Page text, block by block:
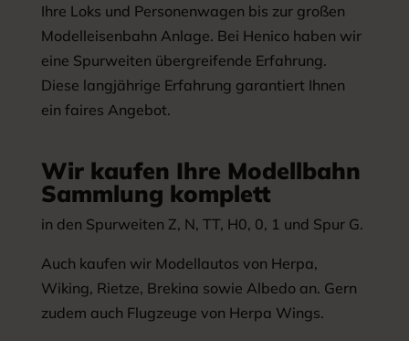
Ihre Loks und Personenwagen bis zur großen
Modelleisenbahn Anlage. Bei Henico haben wir
eine Spurweiten übergreifende Erfahrung.
Diese langjährige Erfahrung garantiert Ihnen
ein faires Angebot.
Wir kaufen Ihre Modellbahn
Sammlung komplett
in den Spurweiten Z, N, TT, H0, 0, 1 und Spur G.
Auch kaufen wir Modellautos von Herpa,
Wiking, Rietze, Brekina sowie Albedo an. Gern
zudem auch Flugzeuge von Herpa Wings.